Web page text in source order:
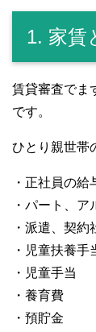
1. 家賃
賃貸審査でま
です。
ひとり親世帯
・正社員の給
・パート、ア
・派遣、契約
・児童扶養手
・児童手当
・養育費
・預貯金